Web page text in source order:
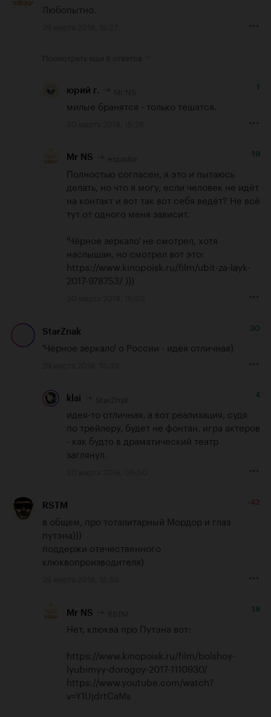
Любопытно.
юрий г. 1
милые бранятся - только тешатся.
Mr NS 19
Полностью согласен, я это и пытаюсь
делать, но что я могу, если человек не идёт
на контакт и вот так вот себя ведёт? Не всё
тут от одного меня зависит.
'Чёрное зеркало' не смотрел, хотя
https://www.kinopoisk.ru/film/ubit-za-layk-
2017-978753/ )))
StarZnak 30
'Чёрное зеркало' о России - идея отличная)
klai 4
идея-то отличная. а вот реализация, судя
по трейлеру, будет не фонтан. игра актеров
- как будто в драматический театр
заглянул.
RSTM -42
в общем, про тоталитарный Мордор и глаз
путэна)))
поддержи отечественного
клюквопроизводителя)
Mr NS 18
Нет, клюква про Путэна вот:
https://www.kinopoisk.ru/film/bolshoy-
lyubimyy-dorogoy-2017-1110930/
https://www.youtube.com/watch?
v=Y1UjdrtCaMs